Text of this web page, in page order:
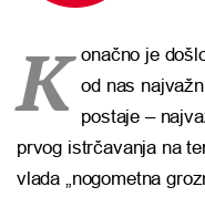
K onačno je
od nas
postaje –
prvog istrčavanja na
vlada „nogometna